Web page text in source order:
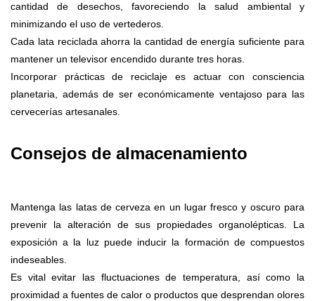
cantidad de desechos, favoreciendo la salud ambiental y
minimizando el uso de vertederos.
Cada lata reciclada ahorra la cantidad de energía suficiente para
mantener un televisor encendido durante tres horas.
Incorporar prácticas de reciclaje es actuar con consciencia
planetaria, además de ser económicamente ventajoso para las
cervecerías artesanales.
Consejos de almacenamiento
Mantenga las latas de cerveza en un lugar fresco y oscuro para
prevenir la alteración de sus propiedades organolépticas. La
exposición a la luz puede inducir la formación de compuestos
indeseables.
Es vital evitar las fluctuaciones de temperatura, así como la
proximidad a fuentes de calor o productos que desprendan olores